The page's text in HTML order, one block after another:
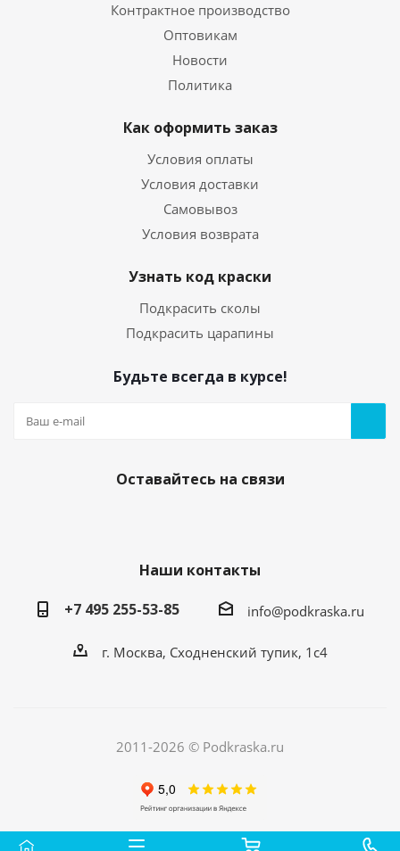
Контрактное производство
Оптовикам
Новости
Политика
Как оформить заказ
Условия оплаты
Условия доставки
Самовывоз
Условия возврата
Узнать код краски
Подкрасить сколы
Подкрасить царапины
Будьте всегда в курсе!
Оставайтесь на связи
Наши контакты
+7 495 255-53-85
info@podkraska.ru
г. Москва, Сходненский тупик, 1с4
2011-2026 © Podkraska.ru